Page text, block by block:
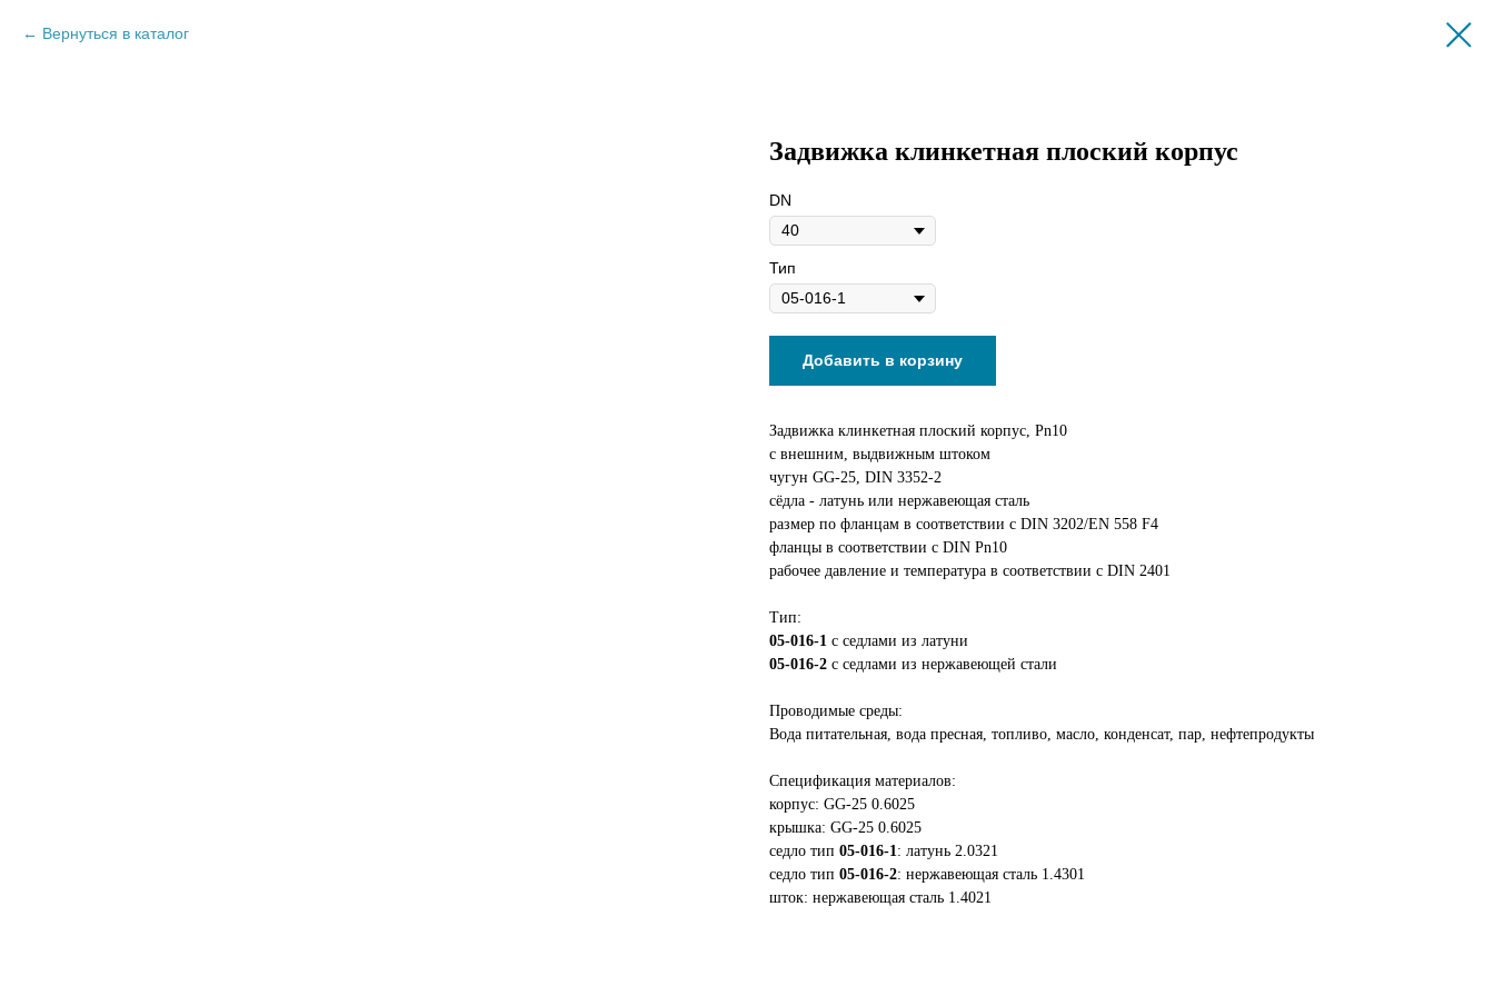
Вернуться в каталог
Задвижка клинкетная плоский корпус
DN
Тип
Добавить в корзину
Задвижка клинкетная плоский корпус, Pn10
с внешним, выдвижным штоком
чугун GG-25, DIN 3352-2
сёдла - латунь или нержавеющая сталь
размер по фланцам в соответствии с DIN 3202/EN 558 F4
фланцы в соответствии с DIN Pn10
рабочее давление и температура в соответствии с DIN 2401
Тип:
05-016-1 с седлами из латуни
05-016-2 с седлами из нержавеющей стали
Проводимые среды:
Вода питательная, вода пресная, топливо, масло, конденсат, пар, нефтепродукты
Спецификация материалов:
корпус: GG-25 0.6025
крышка: GG-25 0.6025
седло тип 05-016-1: латунь 2.0321
седло тип 05-016-2: нержавеющая сталь 1.4301
шток: нержавеющая сталь 1.4021